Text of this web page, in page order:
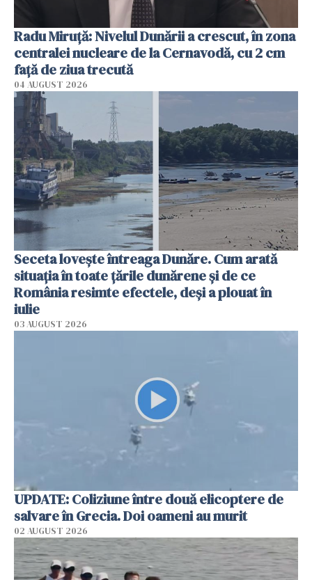
Radu Miruţă: Nivelul Dunării a crescut, în zona
centralei nucleare de la Cernavodă, cu 2 cm
faţă de ziua trecută
04 AUGUST 2026
Seceta lovește întreaga Dunăre. Cum arată
situația în toate țările dunărene și de ce
România resimte efectele, deși a plouat în
iulie
03 AUGUST 2026
UPDATE: Coliziune între două elicoptere de
salvare în Grecia. Doi oameni au murit
02 AUGUST 2026